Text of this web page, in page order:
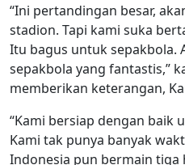
“Ini pertandingan besar,
stadion. Tapi kami suka
Itu bagus untuk sepakbola.
sepakbola yang fantastis,”
memberikan keterangan,
“Kami bersiap dengan baik
Kami tak punya banyak
Indonesia pun bermain tiga